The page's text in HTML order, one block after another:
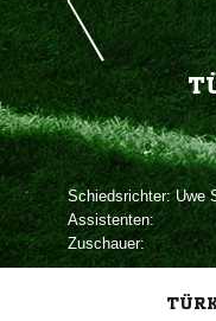
Schiedsrichter:
Assistenten:
Zuschauer: